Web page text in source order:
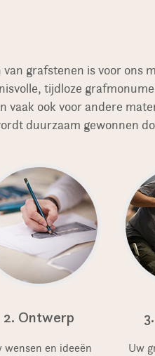
grafstenen is voor ons
tijdloze
vaak ook voor andere
duurzaam gewonnen
2. Ontwerp
wensen en ideeën
Uw